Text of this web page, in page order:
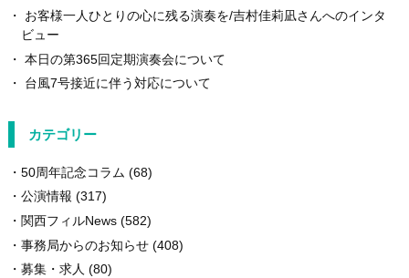
お客様一人ひとりの心に残る演奏を/吉村佳莉凪さんへのインタ
ビュー
本日の第365回定期演奏会について
台風7号接近に伴う対応について
カテゴリー
50周年記念コラム (68)
公演情報 (317)
関西フィルNews(582)
事務局からのお知らせ(408)
募集・求人 (80)